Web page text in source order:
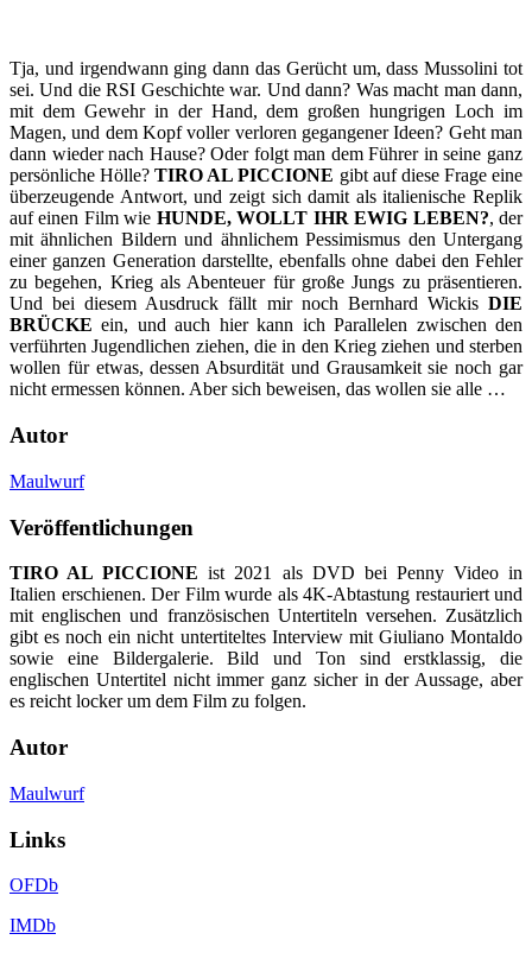
Tja, und irgendwann ging dann das Gerücht um, dass Mussolini tot
sei. Und die RSI Geschichte war. Und dann? Was macht man dann,
mit dem Gewehr in der Hand, dem großen hungrigen Loch im
Magen, und dem Kopf voller verloren gegangener Ideen? Geht man
dann wieder nach Hause? Oder folgt man dem Führer in seine ganz
persönliche Hölle?TIRO AL PICCIONE gibt auf diese Frage eine
überzeugende Antwort, und zeigt sich damit als italienische Replik
auf einen Film wie HUNDE, WOLLT IHR EWIG LEBEN?, der
mit ähnlichen Bildern und ähnlichem Pessimismus den Untergang
einer ganzen Generation darstellte, ebenfalls ohne dabei den Fehler
zu begehen, Krieg als Abenteuer für große Jungs zu präsentieren.
Und bei diesem Ausdruck fällt mir noch Bernhard Wickis DIE
BRÜCKE ein, und auch hier kann ich Parallelen zwischen den
verführten Jugendlichen ziehen, die in den Krieg ziehen und sterben
wollen für etwas, dessen Absurdität und Grausamkeit sie noch gar
nicht ermessen können. Aber sich beweisen, das wollen sie alle …
Autor
Maulwurf
Veröffentlichungen
TIRO AL PICCIONE ist 2021 als DVD bei Penny Video in
Italien erschienen. Der Film wurde als 4K-Abtastung restauriert und
mit englischen und französischen Untertiteln versehen. Zusätzlich
gibt es noch ein nicht untertiteltes Interview mit Giuliano Montaldo
sowie eine Bildergalerie. Bild und Ton sind erstklassig, die
englischen Untertitel nicht immer ganz sicher in der Aussage, aber
es reicht locker um dem Film zu folgen.
Autor
Maulwurf
Links
OFDb
IMDb